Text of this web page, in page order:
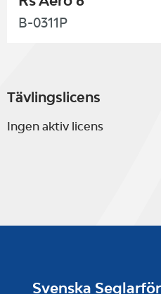
B-0311P
Tävlingslicens
Ingen aktiv licens
Svenska